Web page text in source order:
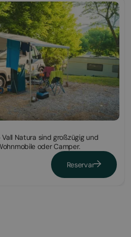
Vall Natura sind großzügig und
oder Camper.
Reservar